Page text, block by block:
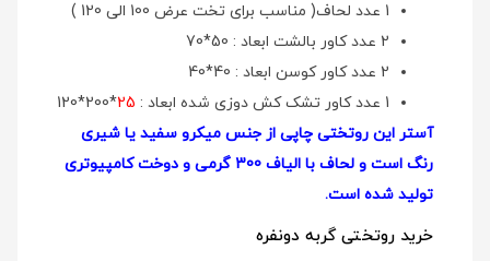
1 عدد لحاف( مناسب برای تخت عرض 100 الی 120 )
2 عدد کاور بالشت ابعاد : 50*70
2 عدد کاور کوسن ابعاد : 40*40
1 عدد کاور تشک کش دوزی شده ابعاد :
25
*200*120
آستر این روتختی چاپی از جنس میکرو سفید یا شیری
رنگ است و لحاف با الیاف 300 گرمی و دوخت کامپیوتری
تولید شده است.
خرید روتختی گربه دونفره